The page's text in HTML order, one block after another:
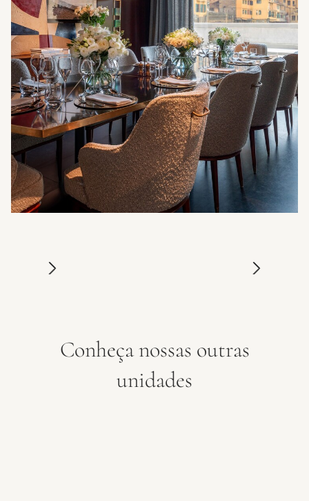
Conheça nossas outras
unidades